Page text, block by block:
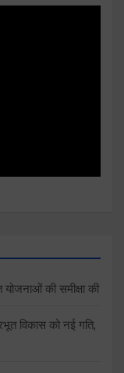
की समीक्षा की
विकास को नई गति,